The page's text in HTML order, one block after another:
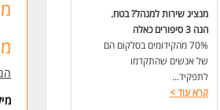
מנציג שירות למנהל? בטח.
הנה 3 סיפורים כאלה
70% מהקידומים בסלקום הם
של אנשים שהתקדמו
לתפקיד...
קרא עוד>
*
*